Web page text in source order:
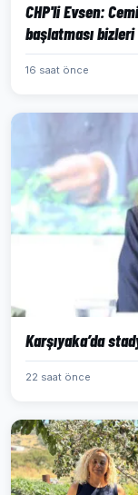
CHP'li Evsen:
başlatması
16 saat önce
Karşıyaka’da
22 saat önce